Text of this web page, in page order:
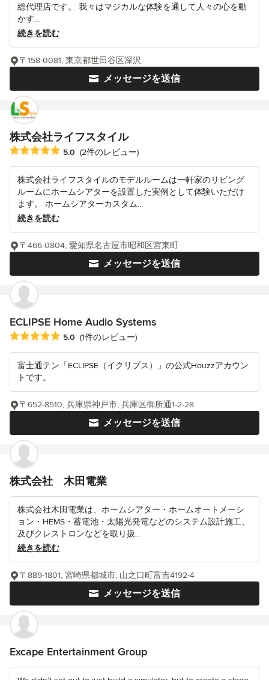
総代理店です。 我々はマジカルな体験を通して人々の心を動
かす...
続きを読む
メッセージを送信
〒158-0081, 東京都世田谷区深沢
株式会社ライフスタイル
平均評価：5つ星中 星5
5.0 (2件のレビュー)
株式会社ライフスタイルのモデルルームは一軒家のリビング
ルームにホームシアターを設置した実例として体験いただけ
ます。 ホームシアターカスタム...
続きを読む
メッセージを送信
〒466-0804, 愛知県名古屋市昭和区宮東町
ECLIPSE Home Audio Systems
平均評価：5つ星中 星5
5.0 (1件のレビュー)
富士通テン「ECLIPSE（イクリプス）」の公式Houzzアカウン
トです。
メッセージを送信
〒652-8510, 兵庫県神戸市, 兵庫区御所通1-2-28
株式会社 木田電業
株式会社木田電業は、ホームシアター・ホームオートメーシ
ョン・HEMS・蓄電池・太陽光発電などのシステム設計施工、
及びクレストロンなどを取り扱...
続きを読む
メッセージを送信
〒889-1801, 宮崎県都城市, 山之口町富吉4192-4
Excape Entertainment Group